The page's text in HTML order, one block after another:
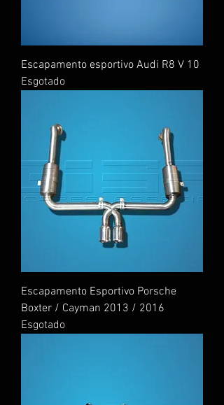
Escapamento esportivo Audi R8 V 10
Esgotado
Escapamento Esportivo Porsche
Boxter / Cayman 2013 / 2016
Esgotado